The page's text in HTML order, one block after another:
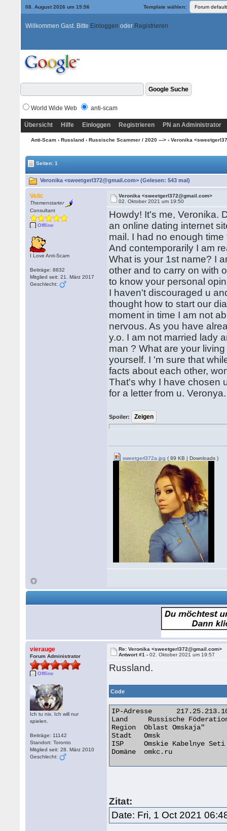
08. August 2026 um 15:56 Template wählen:
Willkommen Gast. Bitte Einloggen oder Registrieren
World Wide Web anti-scam
Übersicht Hilfe Einloggen Registrieren PN an Administrator
Anti-Scam› Russland› Russische Scammer / 2020 --->› Veronika
Seiten: 1
Veronika <sweetgerl372@gmail.com> (Gelesen: 543 mal)
Velic
Themenstarter
Consultant
Offline
I Love Anti-Scam
Beiträge: 8832
Mitglied seit: 21. März 2017
Geschlecht:
Veronika <sweetgerl372@gmail.com>
02. Oktober 2021 um 19:50
Howdy! It's me, Veronika.
an online dating internet
mail. I had no enough
And contemporarily I am
What is your 1st name? I
other and to carry on with
to know your personal
I haven't discouraged u
thought how to start our
moment in time I am not
nervous. As you have
y.o. I am not married lady
man ? What are your
yourself. I 'm sure that
facts about each other,
That's why I have chosen
for a letter from u. Veronya.
Spoiler:
sweetgerl372a.jpg ( 89 KB | Downloads )
vierauge
Forum Administrator
Offline
Ich tu nix. Ich will nur
spielen.
Beiträge: 11142
Standort: Toronto
Mitglied seit: 28. März 2010
Geschlecht:
Re: Veronika <sweetgerl372@gmail.com>
Antwort #1 -02. Oktober 2021 um 19:57
Russland.
Code
IP-Adresse	217.25.213.103
Land	 Russische Föderation [RU]
Region	Oblast Omskaja"
Stadt	Omsk
ISP	Omskie Kabelnye Seti GmbH
Domäne	omkc.ru
Zitat:
Date: Fri, 1 Oct 2021